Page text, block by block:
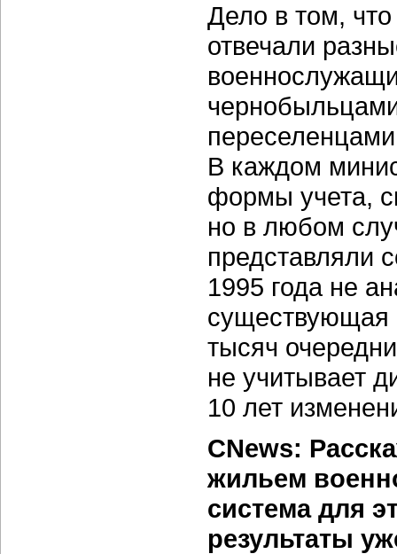
Дело в том,
отвечали
В каждом
формы учета,
но в любом
представляли
1995 года не
существующая
тысяч
не учитывает
10 лет
CNews:
жильем
система для
результаты